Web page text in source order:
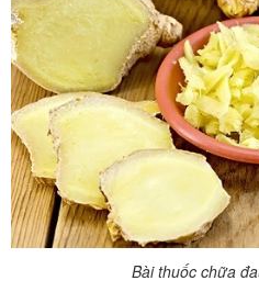
Bài thuốc chữa